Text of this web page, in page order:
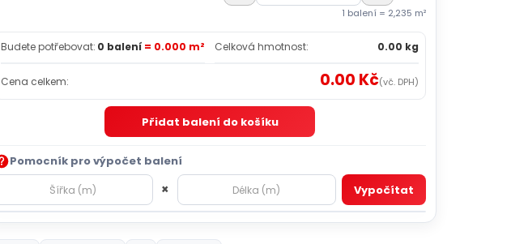
1 balení = 2,235 m²
Budete potřebovat: 0 balení = 0.000 m² Celková hmotnost: 0.00 kg
Cena celkem: 0.00 Kč(vč. DPH)
Přidat balení do košíku
Pomocník pro výpočet balení
× Vypočítat